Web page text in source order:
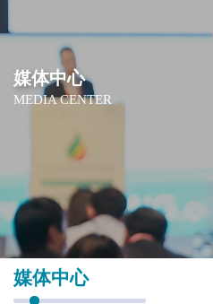
媒体中心
MEDIA CENTER
媒体中心